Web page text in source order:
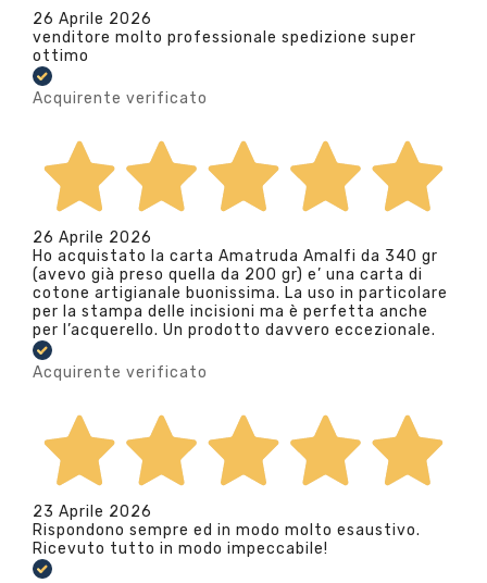
26 Aprile 2026
venditore molto professionale spedizione super
ottimo
Acquirente verificato
26 Aprile 2026
Ho acquistato la carta Amatruda Amalfi da 340 gr
(avevo già preso quella da 200 gr) e’ una carta di
cotone artigianale buonissima. La uso in particolare
per la stampa delle incisioni ma è perfetta anche
per l’acquerello. Un prodotto davvero eccezionale.
Acquirente verificato
23 Aprile 2026
Rispondono sempre ed in modo molto esaustivo.
Ricevuto tutto in modo impeccabile!